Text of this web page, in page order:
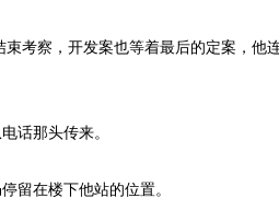
考察，开发案也等着最后的定案，他
话那头传来。
在楼下他站的位置。